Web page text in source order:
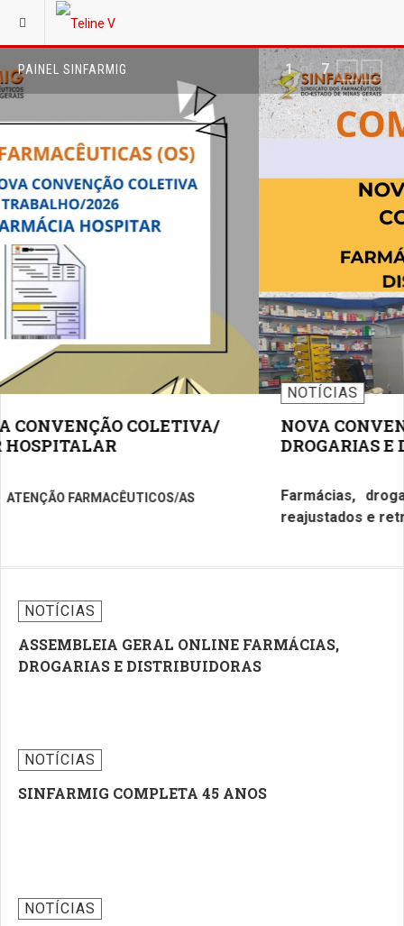
PAINEL SINFARMIG
NOTÍCIAS
NOVA CONVENÇÃO COLETIVA FARMÁCIAS,
DROGARIAS E DISTRIBUIDORAS
Farmácias, drogarias e distribuidoras têm Pisos
reajustados e retroativos a março/2026
2of 7
NOTÍCIAS
ASSEMBLEIA GERAL ONLINE FARMÁCIAS,
DROGARIAS E DISTRIBUIDORAS
NOTÍCIAS
SINFARMIG COMPLETA 45 ANOS
NOTÍCIAS